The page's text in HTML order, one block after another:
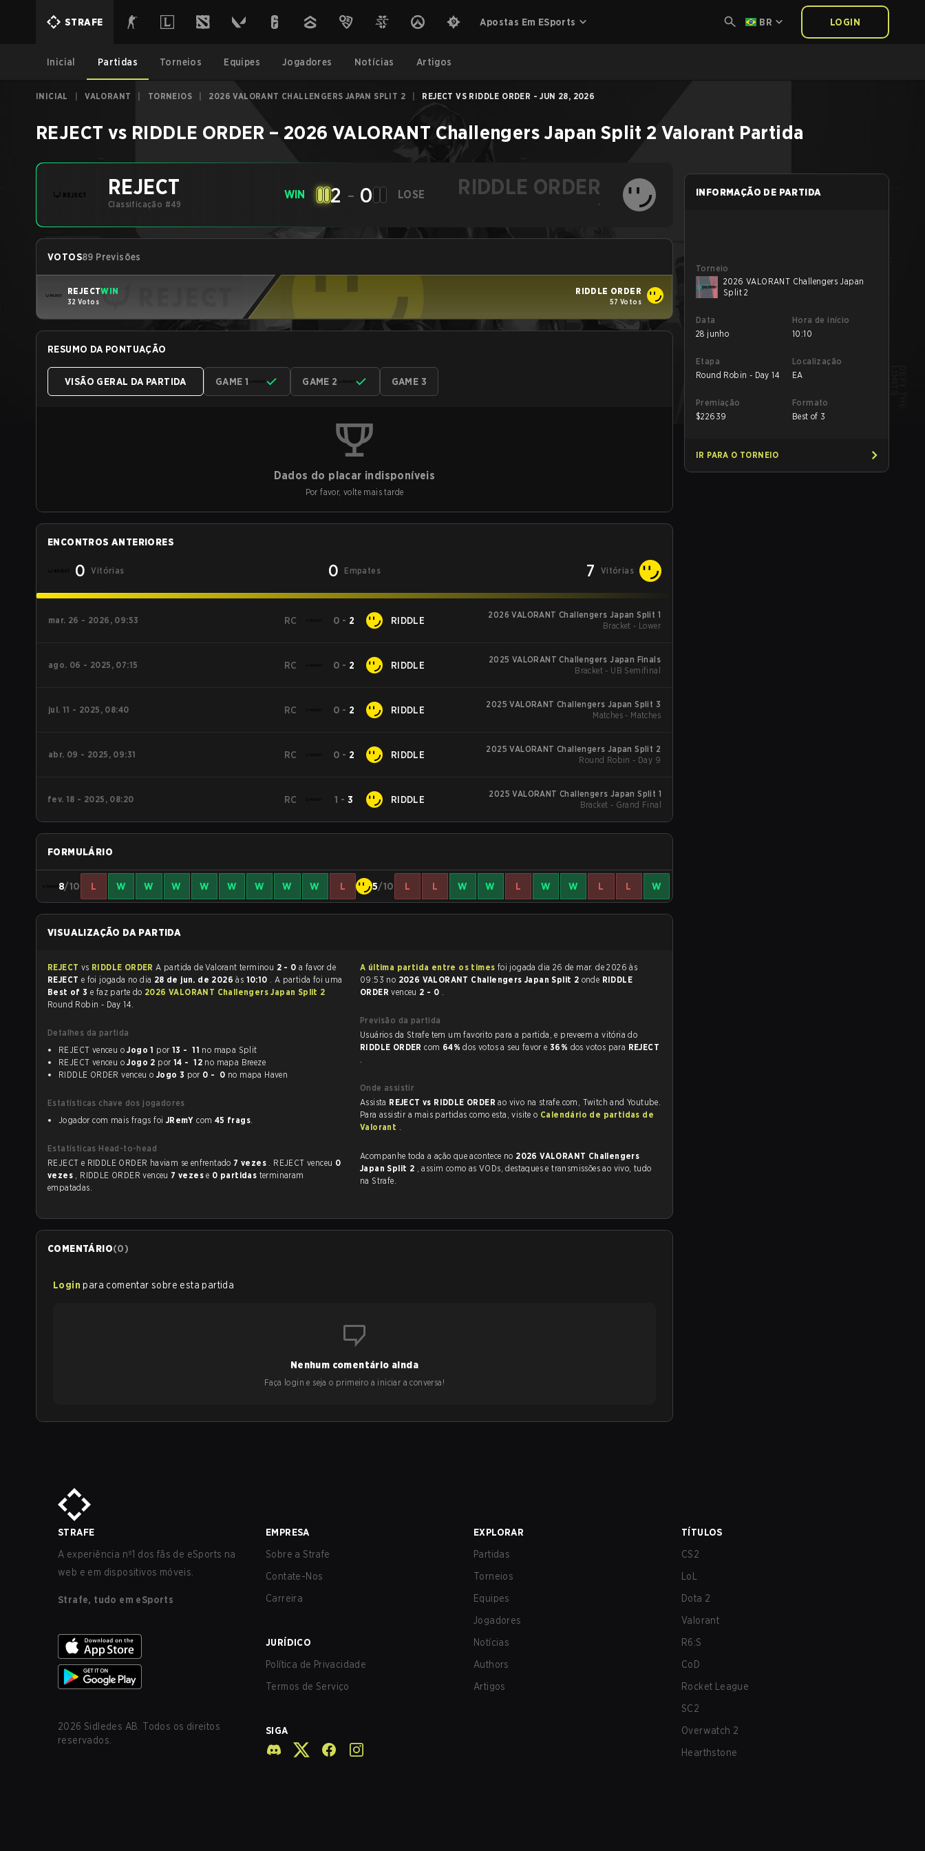
STRAFE Apostas Em ESports BR LOGIN
Inicial Partidas Torneios Equipes Jogadores Notícias Artigos
INICIAL VALORANT TORNEIOS 2026 VALORANT CHALLENGERS JAPAN SPLIT 2 REJECT VS RIDDLE ORDER - JUN 28, 2026
REJECT vs RIDDLE ORDER – 2026 VALORANT Challengers Japan Split 2 Valorant Partida
REJECT
Classificação #49
WIN 2 - 0 LOSE RIDDLE ORDER
-
VOTOS89 Previsões
REJECTWIN
32 Votos
RIDDLE ORDER
57 Votos
RESUMO DA PONTUAÇÃO
VISÃO GERAL DA PARTIDA GAME 1 GAME 2 GAME 3
Dados do placar indisponíveis
Por favor, volte mais tarde
ENCONTROS ANTERIORES
0 Vitórias 0 Empates 7 Vitórias
mar. 26 - 2026, 09:53 RC 0 - 2 RIDDLE
2026 VALORANT Challengers Japan Split 1
Bracket - Lower
ago. 06 - 2025, 07:15 RC 0 - 2 RIDDLE
2025 VALORANT Challengers Japan Finals
Bracket - UB Semifinal
jul. 11 - 2025, 08:40 RC 0 - 2 RIDDLE
2025 VALORANT Challengers Japan Split 3
Matches - Matches
abr. 09 - 2025, 09:31 RC 0 - 2 RIDDLE
2025 VALORANT Challengers Japan Split 2
Round Robin - Day 9
fev. 18 - 2025, 08:20 RC 1 - 3 RIDDLE
2025 VALORANT Challengers Japan Split 1
Bracket - Grand Final
FORMULÁRIO
8/10 L W W W W W W W W L 5/10 L L W W L W W L L W
VISUALIZAÇÃO DA PARTIDA
REJECT vs RIDDLE ORDER A partida de Valorant terminou 2 - 0 a favor de
REJECT
e foi jogada no dia 28 de jun. de 2026às 10:10 . A partida foi uma
Best of 3 e faz parte do 2026 VALORANT Challengers Japan Split 2
Round Robin - Day 14.
Detalhes da partida
REJECT venceu oJogo 1 por 13 - 11 no mapa Split
REJECT venceu oJogo 2 por 14 - 12no mapa Breeze
RIDDLE ORDER venceu o Jogo 3 por 0 - 0 no mapa Haven
Estatísticas chave dos jogadores
Jogador com mais frags foi JRemY com 45 frags.
Estatísticas Head-to-head
REJECT e RIDDLE ORDER haviam se enfrentado 7 vezes . REJECT venceu 0
vezes , RIDDLE ORDER venceu 7 vezese 0 partidas terminaram
empatadas.
A última partida entre os times
09:53 no 2026 VALORANT Challengers Japan Split 2 onde RIDDLE
ORDERvenceu 2 - 0 .
Previsão da partida
Usuários da Strafe tem um favorito para a partida, e preveem a vitória do
RIDDLE ORDERcom 64%dos votos a seu favor e 36% dos votos para REJECT
.
Onde assistir
Assista REJECT vs RIDDLE ORDERao vivo na strafe.com, Twitch and Youtube.
Para assistir a mais partidas como esta, visite o Calendário de partidas de
Valorant .
Acompanhe toda a ação que acontece no 2026 VALORANT Challengers
Japan Split 2 , assim como as VODs, destaques e transmissões ao vivo, tudo
na Strafe.
COMENTÁRIO(0)
Login para comentar sobre esta partida
Nenhum comentário ainda
Faça login e seja o primeiro a iniciar a conversa!
INFORMAÇÃO DE PARTIDA
Torneio
2026 VALORANT Challengers Japan
Split 2
Data
28 junho
Hora de início
10:10
Etapa
Round Robin - Day 14
Localização
EA
Premiação
$22639
Formato
Best of 3
IR PARA O TORNEIO
STRAFE
A experiência nº1 dos fãs de eSports na
web e em dispositivos móveis.
Strafe, tudo em eSports
2026 Sidledes AB. Todos os direitos
reservados.
EMPRESA
Sobre a Strafe
Contate-Nos
Carreira
JURÍDICO
Política de Privacidade
Termos de Serviço
SIGA
EXPLORAR
Partidas
Torneios
Equipes
Jogadores
Notícias
Authors
Artigos
TÍTULOS
CS2
LoL
Dota 2
Valorant
R6:S
CoD
Rocket League
SC2
Overwatch 2
Hearthstone